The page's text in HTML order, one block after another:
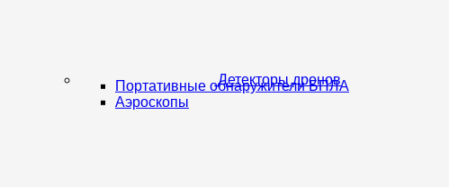
Детекторы дронов
Портативные обнаружители БПЛА
Аэроскопы